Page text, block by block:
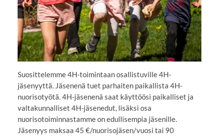
Suosittelemme 4H-toimintaan osallistuville 4H-
jäsenyyttä. Jäsenenä tuet parhaiten paikallista 4H-
nuorisotyötä. 4H-jäsenenä saat käyttöösi paikalliset ja
valtakunnalliset 4H-jäsenedut, lisäksi osa
nuorisotoiminnastamme on edullisempia jäsenille.
Jäsenyys maksaa 45 €/nuorisojäsen/vuosi tai 90